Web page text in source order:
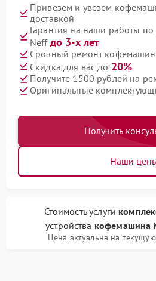
Привезем и увезем
доставкой
Гарантия на наши работы
Neff до 3-х лет
Срочный ремонт кофемашин
Скидка для вас до 20%
Получите 1500 рублей на
Оригинальные
Получить
Наши
Стоимость услуги
устройства кофемашина
Цена актуальна на